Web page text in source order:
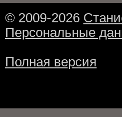
© 2009-2026
Персональные
Полная версия